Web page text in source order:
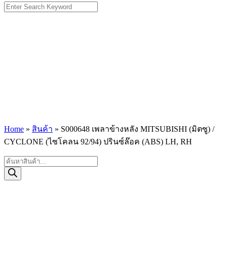
Search
for:
Home » สินค้า » S000648 เพลาข้างหลัง MITSUBISHI (มิตซู) /
CYCLONE (ไซโคลน 92/94) ปรินซ์ล๊อค (ABS) LH, RH
Products
search